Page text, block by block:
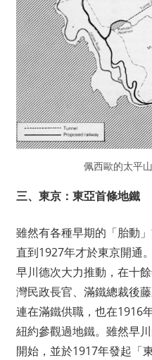
佩西歐的太平
三、東京：東亞首條地鐵
雖然有各種早期的「胎動
直到1927年才於東京開通
早川德次大力推動，在十
灣民政長官、滿鐵總裁後
連在滿鐵供職，也在1916
紐約參觀過地鐵。雖然早
開始，並於1917年發起「